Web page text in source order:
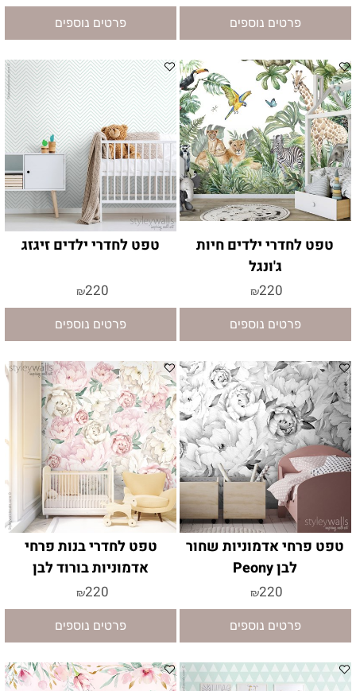
פרטים נוספים פרטים נוספים
טפט לחדרי ילדים חיות
ג'ונגל
₪220
פרטים נוספים
טפט לחדרי ילדים זיגזג
₪220
פרטים נוספים
טפט פרחי אדמוניות שחור
לבן Peony
₪220
פרטים נוספים
טפט לחדרי בנות פרחי
אדמוניות בורוד לבן
₪220
פרטים נוספים